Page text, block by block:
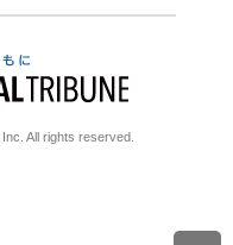
All rights reserved.